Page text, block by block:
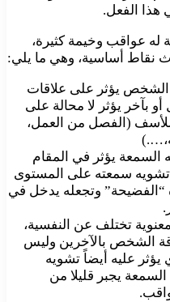
هذا الفعل.
عواقب وخيمة كثيرة،
نقاط أساسية، وهي ما يلي:
يؤثر على علاقات
بآخر يؤثر لا محالة على
للأسف (الفصل من العمل،
يؤثر في المقام
سمعته على المستوى
“الفضيحة” وتجعله يدخل في
تختلف عن النفسية،
الشخص بالآخرين وليس
عليه أيضاً تشويه
يجبر قليلا من